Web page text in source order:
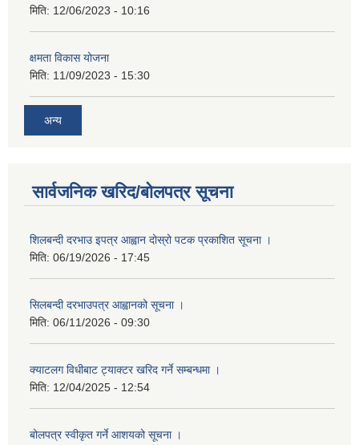
मिति: 12/06/2023 - 10:16
क्षमता विकास योजना
मिति: 11/09/2023 - 15:30
अन्य
सार्वजनिक खरिद/बोलपत्र सूचना
शिलबन्दी दरभाउ इपत्र आह्वान दोस्रो पटक प्रकाशित सूचना ।
मिति: 06/19/2026 - 17:45
सिलबन्दी दरभाउपत्र आह्वानको सूचना ।
मिति: 06/11/2026 - 09:30
क्याटलग विधीबाट ट्याक्टर खरिद गर्ने सम्बन्धमा ।
मिति: 12/04/2025 - 12:54
बोलपत्र स्वीकृत गर्ने आशयको सूचना ।